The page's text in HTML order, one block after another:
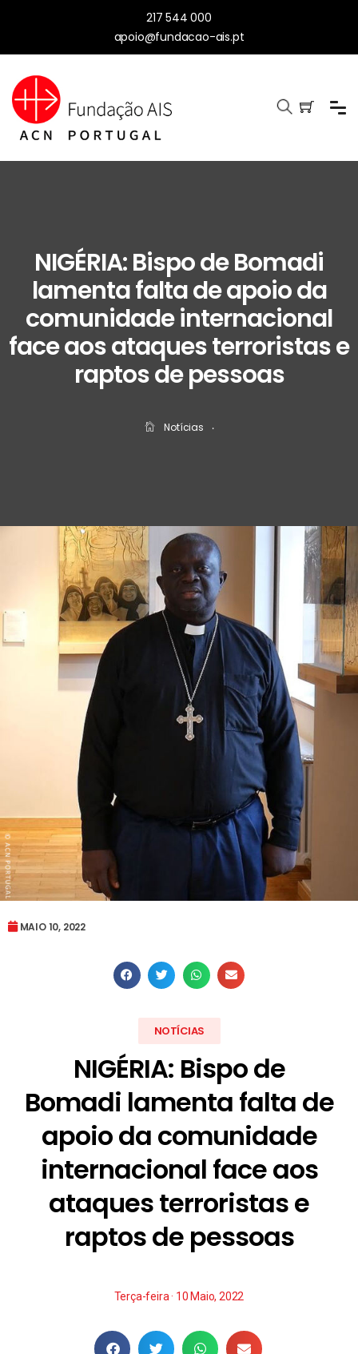
217 544 000
apoio@fundacao-ais.pt
NIGÉRIA: Bispo de Bomadi
lamenta falta de apoio da
comunidade internacional
face aos ataques terroristas e
raptos de pessoas
Notícias ‧
MAIO 10, 2022
NOTÍCIAS
NIGÉRIA: Bispo de
Bomadi lamenta falta de
apoio da comunidade
internacional face aos
ataques terroristas e
raptos de pessoas
Terça-feira · 10 Maio, 2022